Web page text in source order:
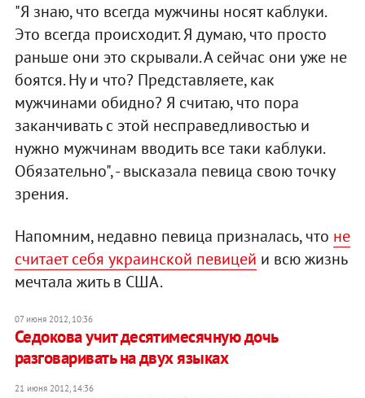
"Я знаю, что всегда мужчины носят каблуки.
Это всегда происходит. Я думаю, что просто
раньше они это скрывали. А сейчас они уже не
боятся. Ну и что? Представляете, как
мужчинами обидно? Я считаю, что пора
заканчивать с этой несправедливостью и
нужно мужчинам вводить все таки каблуки.
Обязательно", - высказала певица свою точку
зрения.
Напомним, недавно певица призналась, что не
считает себя украинской певицей и всю жизнь
мечтала жить в США.
07 июня 2012, 10:36
Седокова учит десятимесячную дочь
разговаривать на двух языках
21 июня 2012, 14:36